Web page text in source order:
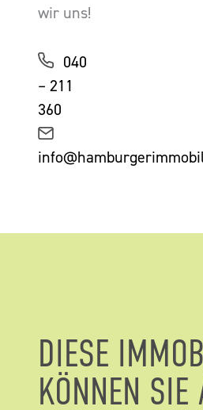
wir uns!
040
– 211
360
DIESE
KÖNNEN SIE